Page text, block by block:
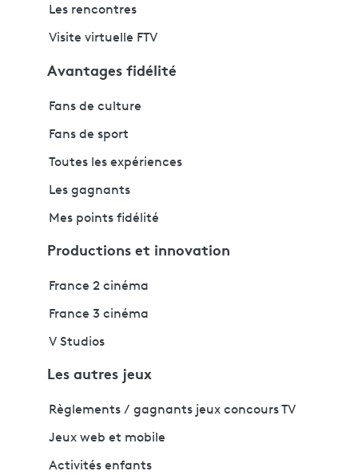
Les rencontres
Visite virtuelle FTV
Avantages fidélité
Fans de culture
Fans de sport
Toutes les expériences
Les gagnants
Mes points fidélité
Productions et innovation
France 2 cinéma
France 3 cinéma
V Studios
Les autres jeux
Règlements / gagnants jeux concours TV
Jeux web et mobile
Activités enfants